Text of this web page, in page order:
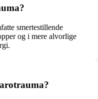
smertestillende
og i mere alvorlige